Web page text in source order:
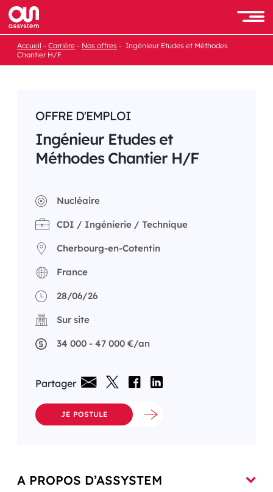
Passer
au
contenu
Accueil Carrière Nos offres
Ingénieur Etudes et Méthodes
Chantier H/F
OFFRE D'EMPLOI
Ingénieur Etudes et
Méthodes Chantier H/F
Nucléaire
CDI / Ingénierie / Technique
Cherbourg-en-Cotentin
France
28/06/26
Sur site
34 000 - 47 000 €/an
Partager
JE POSTULE
A PROPOS D’ASSYSTEM